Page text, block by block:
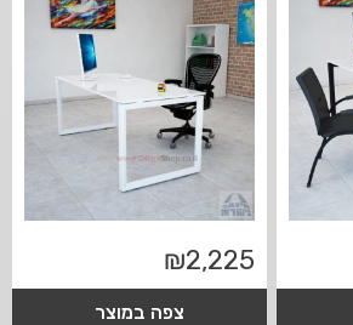
₪2,225
צפה במוצר